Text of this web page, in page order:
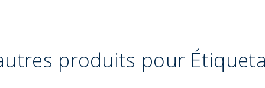
produits pour